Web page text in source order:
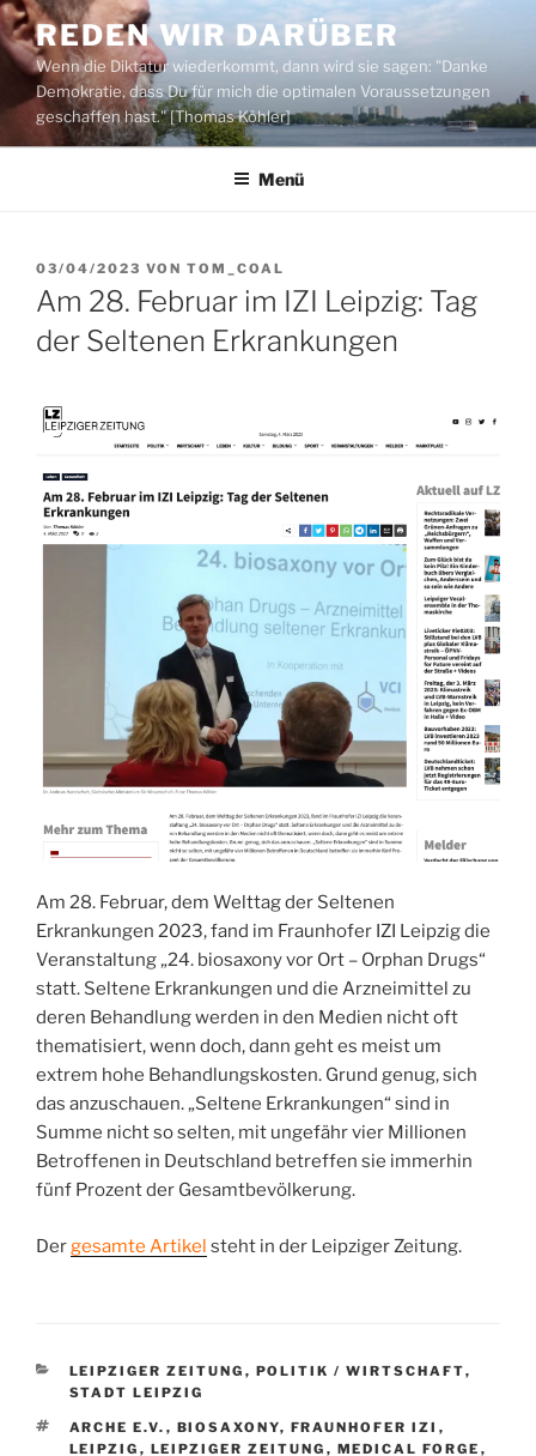
Zum
Inhalt
springen
REDEN WIR DARÜBER
Wenn die Diktatur wiederkommt, dann wird sie sagen: "Danke
Demokratie, dass Du für mich die optimalen Voraussetzungen
geschaffen hast." [Thomas Köhler]
Menü
VERÖFFENTLICHT
AM
03/04/2023 VON TOM_COAL
Am 28. Februar im IZI Leipzig: Tag
der Seltenen Erkrankungen
Am 28. Februar, dem Welttag der Seltenen
Erkrankungen 2023, fand im Fraunhofer IZI Leipzig die
Veranstaltung „24. biosaxony vor Ort – Orphan Drugs“
statt. Seltene Erkrankungen und die Arzneimittel zu
deren Behandlung werden in den Medien nicht oft
thematisiert, wenn doch, dann geht es meist um
extrem hohe Behandlungskosten. Grund genug, sich
das anzuschauen. „Seltene Erkrankungen“ sind in
Summe nicht so selten, mit ungefähr vier Millionen
Betroffenen in Deutschland betreffen sie immerhin
fünf Prozent der Gesamtbevölkerung.
Dergesamte Artikel steht in der Leipziger Zeitung.
KATEGORIEN
LEIPZIGER ZEITUNG , POLITIK / WIRTSCHAFT,
STADT LEIPZIG
SCHLAGWÖRTER
ARCHE E.V. , BIOSAXONY, FRAUNHOFER IZI ,
LEIPZIG , LEIPZIGER ZEITUNG , MEDICAL FORGE ,